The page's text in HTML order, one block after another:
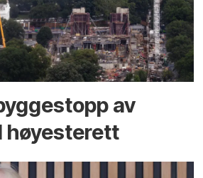
av
høyesterett